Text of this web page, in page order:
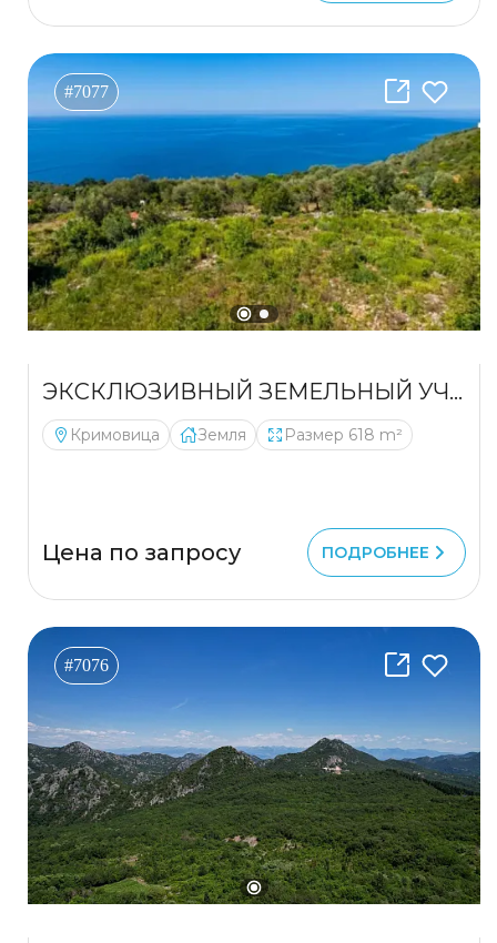
#7077
ЭКСКЛЮЗИВНЫЙ ЗЕМЕЛЬНЫЙ УЧАСТОК С ВИДОМ НА МОРЕ В КРИМОВИЦЕ – ПРЕМИАЛЬНАЯ ИНВЕСТИЦИЯ
Кримовица Земля Размер 618 m²
Цена по запросу ПОДРОБНЕЕ
#7076